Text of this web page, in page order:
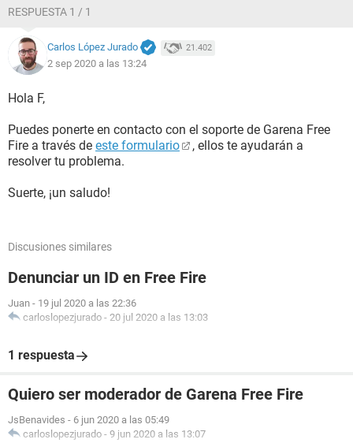
RESPUESTA 1 / 1
Carlos López Jurado 21.402
2 sep 2020 a las 13:24
Hola F,
Puedes ponerte en contacto con el soporte de Garena Free
Fire a través de este formulario
, ellos te ayudarán a
resolver tu problema.
Suerte, ¡un saludo!
Discusiones similares
Denunciar un ID en Free Fire
Juan - 19 jul 2020 a las 22:36
carloslopezjurado - 20 jul 2020 a las 13:03
1 respuesta
Quiero ser moderador de Garena Free Fire
JsBenavides - 6 jun 2020 a las 05:49
carloslopezjurado - 9 jun 2020 a las 13:07